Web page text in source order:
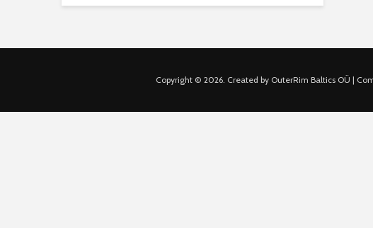
Copyright © 2026. Created by OuterRim Baltics OÜ |